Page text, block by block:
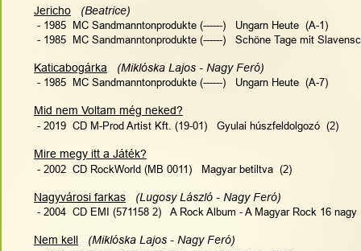
Jericho
   (Beatrice)
- 1985  MC Sandmanntonprodukte (------)   Ungarn Heute  (A-1)
- 1985  MC Sandmanntonprodukte (------)   Schöne Tage mit
Katicabogárka
(Miklóska Lajos - Nagy Feró)
- 1985  MC Sandmanntonprodukte (------)   Ungarn Heute  (A-7)
Mid nem Voltam még neked?
- 2019  CD M-Prod Artist Kft. (19-01)   Gyulai húszfeldolgozó  (2)
Mire megy itt a Játék?
- 2002  CD RockWorld (MB 0011)   Magyar betiltva  (2)
Nagyvárosi farkas
(Lugosy László - Nagy Feró)
- 2004  CD EMI (571158 2)   A Rock Album - A Magyar Rock 16 nagy
Nem kell
(Miklóska Lajos - Nagy Feró)